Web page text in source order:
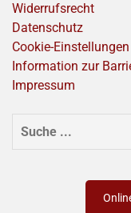
Widerrufsrecht
Datenschutz
Cookie-
Information zur
Impressum
SUCHEN